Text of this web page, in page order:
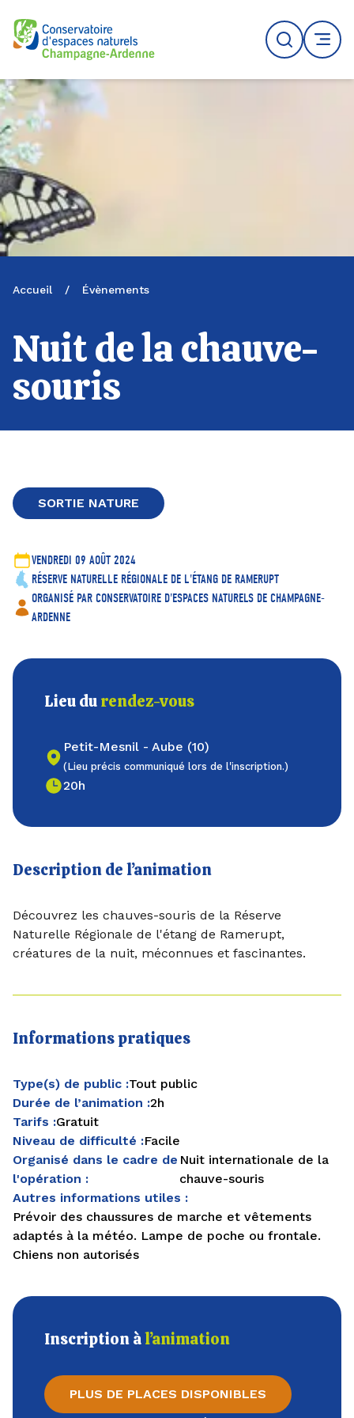
Logo du CENCA
Recherche
MENU
Accueil / Évènements
Nuit de la chauve-
souris
SORTIE NATURE
VENDREDI 09 AOÛT 2024
RÉSERVE NATURELLE RÉGIONALE DE L'ÉTANG DE RAMERUPT
ORGANISÉ PAR CONSERVATOIRE D'ESPACES NATURELS DE CHAMPAGNE-
ARDENNE
Lieu durendez-vous
Petit-Mesnil - Aube (10)
(Lieu précis communiqué lors de l'inscription.)
20h
Description de l’animation
Découvrez les chauves-souris de la Réserve
Naturelle Régionale de l'étang de Ramerupt,
créatures de la nuit, méconnues et fascinantes.
Informations pratiques
Type(s) de public :Tout public
Durée de l’animation :2h
Tarifs :Gratuit
Niveau de difficulté :Facile
Organisé dans le cadre de
l'opération :
Nuit internationale de la
chauve-souris
Autres informations utiles :
Prévoir des chaussures de marche et vêtements
adaptés à la météo. Lampe de poche ou frontale.
Chiens non autorisés
Inscription àl’animation
PLUS DE PLACES DISPONIBLES